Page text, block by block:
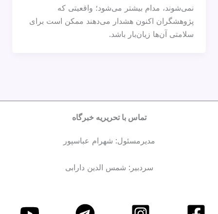
نمی‌شوند، مدام بیشتر می‌شود؛ واقعیتی که
پژوهشگران اکنون هشدار می‌دهند ممکن است برای
سلامتی آن‌ها زیان‌بار باشد.
تماس با تحریریه خبرگاه
مدیرمسئول: شهرام عباسپور
سردبیر: شمس الدین دارابی